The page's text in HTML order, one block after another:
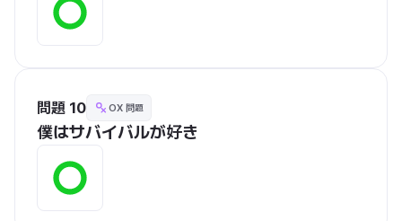
問題 10 OX 問題
僕はサバイバルが好き